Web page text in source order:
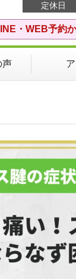
定休日
・WEB予約
声